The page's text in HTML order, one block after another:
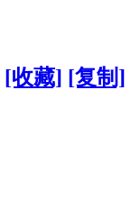
[收藏] [复制]